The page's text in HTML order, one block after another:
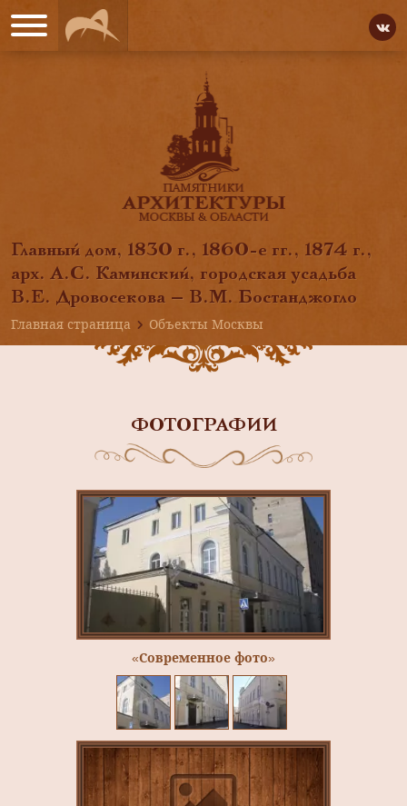
Главный дом, 1830 г., 1860-е гг., 1874 г.,
арх. А.С. Каминский, городская усадьба
В.Е. Дровосекова — В.М. Бостанджогло
Главная страница
Объекты Москвы
ФОТОГРАФИИ
«Современное фото»